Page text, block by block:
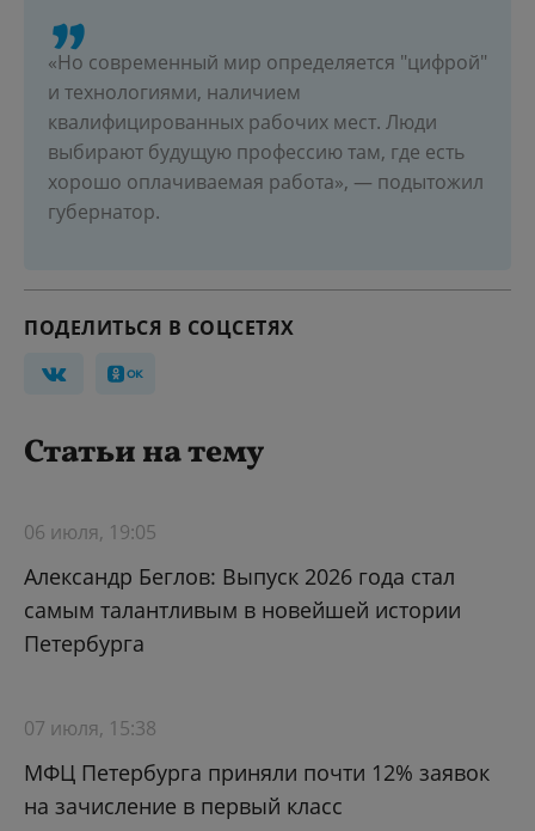
«Но современный мир определяется "цифрой"
и технологиями, наличием
квалифицированных рабочих мест. Люди
выбирают будущую профессию там, где есть
хорошо оплачиваемая работа», — подытожил
губернатор.
ПОДЕЛИТЬСЯ В СОЦСЕТЯХ
Статьи на тему
06 июля, 19:05
Александр Беглов: Выпуск 2026 года стал
самым талантливым в новейшей истории
Петербурга
07 июля, 15:38
МФЦ Петербурга приняли почти 12% заявок
на зачисление в первый класс